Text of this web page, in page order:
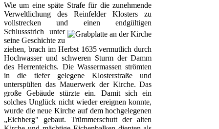
Wie um eine späte Strafe für die zunehmende
Verweltlichung des Rein­felder Klosters zu
vollstrecken und einen endgültigen
Schlussstrich unter
seine Geschichte zu
ziehen, brach im Herbst 1635 vermutlich durch
Hochwasser und schweren Sturm der Damm
des Herrenteichs. Die Wassermassen strömten
in die tie­fer gelegene Klosterstraße und
unterspülten das Mauerwerk der Kirche. Das
große Gebäude stürzte ein. Damit sich ein
solches Unglück nicht wieder ereignen konnte,
wurde die neue Kirche auf dem hochgele­genen
„Eichberg" gebaut. Trümmerschutt der alten